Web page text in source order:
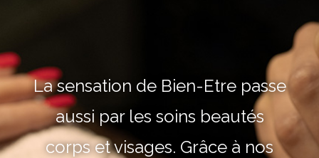
La sensation de Bien-Etre passe
aussi par les soins beautés
corps et visages. Grâce à nos